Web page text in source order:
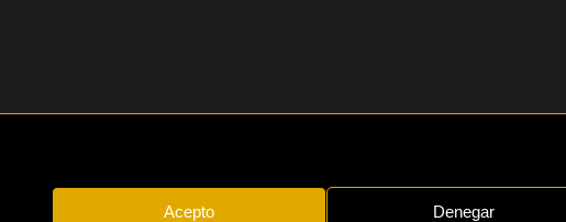
Acepto Denegar
AVISO LEGAL| TODOS LOS DERECHOS RESERVADOS | BYGEN DIGITAL